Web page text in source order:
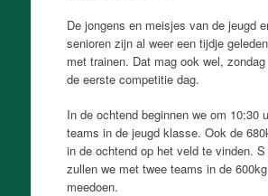
De jongens en meisjes van de jeugd
senioren zijn al weer een tijdje
met trainen. Dat mag ook wel,
de eerste competitie dag.
In de ochtend beginnen we om 10:30
teams in de jeugd klasse. Ook de
in de ochtend op het veld te vinden.
zullen we met twee teams in de
meedoen.